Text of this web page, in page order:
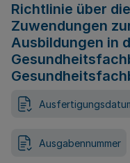
Richtlinie über
Zuwendungen
Ausbildungen in
Ausgabennummer